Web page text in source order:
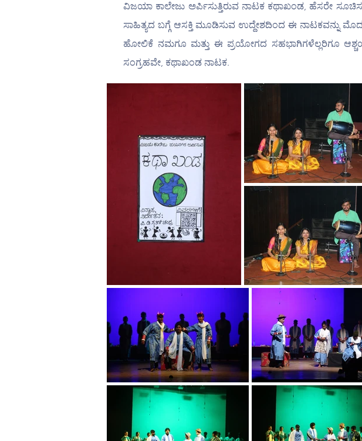
ವಿಜಯಾ ಕಾಲೇಜು ಅರ್ಪಿಸುತ್ತಿರುವ ನಾಟಕ ಕಥಾಖಂಡ, ಹೆಸರೇ
ಸಾಹಿತ್ಯದ ಬಗ್ಗೆ ಆಸಕ್ತಿ ಮೂಡಿಸುವ ಉದ್ದೇಶದಿಂದ ಈ ನಾಟಕವನ್ನು
ಹೋಲಿಕೆ ನಮಗೂ ಮತ್ತು ಈ ಪ್ರಯೋಗದ ಸಹಭಾಗಿಗಳೆಲ್ಲರಿಗೂ
ಸಂಗ್ರಹವೇ, ಕಥಾಖಂಡ ನಾಟಕ.